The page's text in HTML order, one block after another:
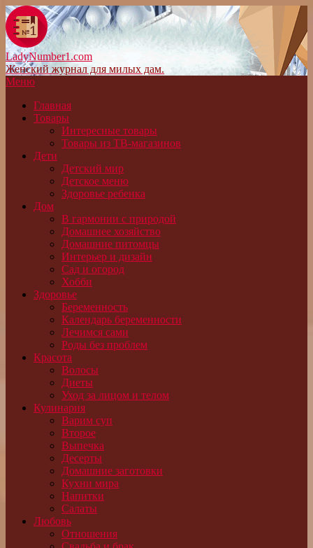
LadyNumber1.com
Женский журнал для милых дам.
Меню
Главная
Товары
Интересные товары
Товары из ТВ-магазинов
Дети
Детский мир
Детское меню
Здоровье ребенка
Дом
В гармонии с природой
Домашнее хозяйство
Домашние питомцы
Интерьер и дизайн
Сад и огород
Хобби
Здоровье
Беременность
Календарь беременности
Лечимся сами
Роды без проблем
Красота
Волосы
Диеты
Уход за лицом и телом
Кулинария
Варим суп
Второе
Выпечка
Десерты
Домашние заготовки
Кухни мира
Напитки
Салаты
Любовь
Отношения